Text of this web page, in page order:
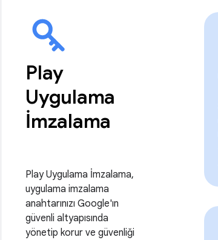
Play
Uygulama
İmzalama
Play Uygulama İmzalama,
uygulama imzalama
anahtarınızı Google'ın
güvenli altyapısında
yönetip korur ve güvenliği